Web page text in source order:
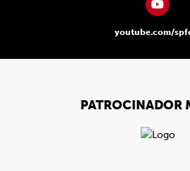
youtube.com/
PATROCINADOR